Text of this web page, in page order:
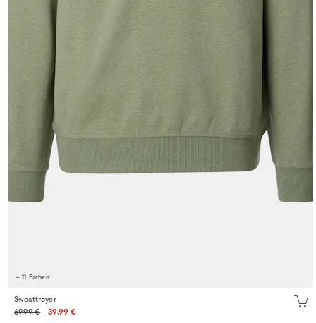
+ 11 Farben
Sweattroyer
69.99 €
39.99 €